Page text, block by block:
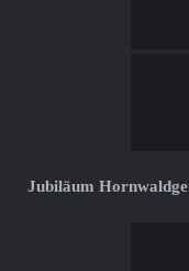
Jubiläum